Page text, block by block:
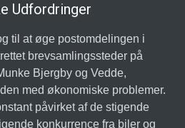
Udfordringer
til at øge postomdelingen i
brevsamlingssteder på
Bjergby og Vedde,
med økonomiske problemer.
påvirket af de stigende
konkurrence fra biler og